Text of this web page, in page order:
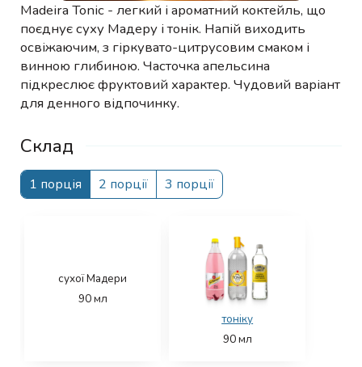
Madeira Tonic - легкий і ароматний коктейль, що
поєднує суху Мадеру і тонік. Напій виходить
освіжаючим, з гіркувато-цитрусовим смаком і
винною глибиною. Часточка апельсина
підкреслює фруктовий характер. Чудовий варіант
для денного відпочинку.
Склад
1 порція 2 порції 3 порції
сухої Мадери
90мл
тоніку
90мл